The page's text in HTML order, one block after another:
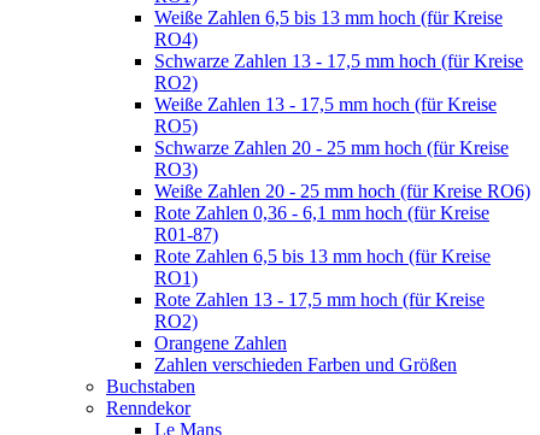
Weiße Zahlen 6,5 bis 13 mm hoch (für Kreise
RO4)
Schwarze Zahlen 13 - 17,5 mm hoch (für Kreise
RO2)
Weiße Zahlen 13 - 17,5 mm hoch (für Kreise
RO5)
Schwarze Zahlen 20 - 25 mm hoch (für Kreise
RO3)
Weiße Zahlen 20 - 25 mm hoch (für Kreise RO6)
Rote Zahlen 0,36 - 6,1 mm hoch (für Kreise
R01-87)
Rote Zahlen 6,5 bis 13 mm hoch (für Kreise
RO1)
Rote Zahlen 13 - 17,5 mm hoch (für Kreise
RO2)
Orangene Zahlen
Zahlen verschieden Farben und Größen
Buchstaben
Renndekor
Le Mans